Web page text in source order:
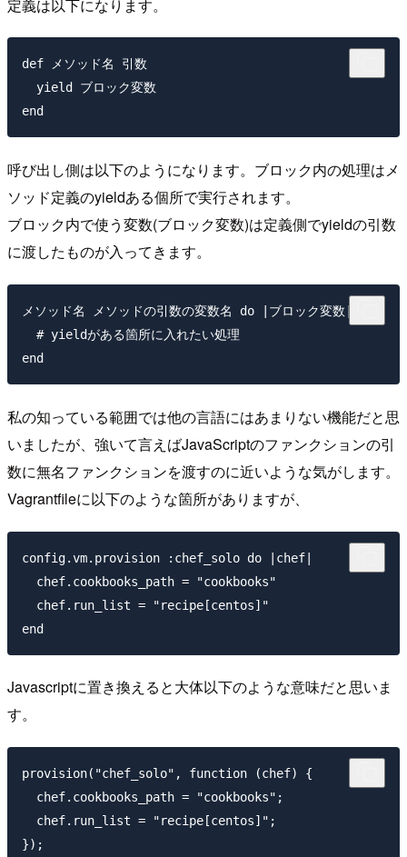
定義は以下になります。
def メソッド名 引数
  yield ブロック変数
呼び出し側は以下のようになります。ブロック内の処理はメ
ソッド定義のyieldある個所で実行されます。
ブロック内で使う変数(ブロック変数)は定義側でyieldの引数
に渡したものが入ってきます。
メソッド名 メソッドの引数の変数名 do |ブロック変数|
  # yieldがある箇所に入れたい処理
私の知っている範囲では他の言語にはあまりない機能だと思
いましたが、強いて言えばJavaScriptのファンクションの引
数に無名ファンクションを渡すのに近いような気がします。
Vagrantfileに以下のような箇所がありますが、
config.vm.provision :chef_solo do |chef|
  chef.cookbooks_path = "cookbooks"
  chef.run_list = "recipe[centos]"
Javascriptに置き換えると大体以下のような意味だと思いま
す。
provision("chef_solo", function (chef) {
  chef.cookbooks_path = "cookbooks";
  chef.run_list = "recipe[centos]";